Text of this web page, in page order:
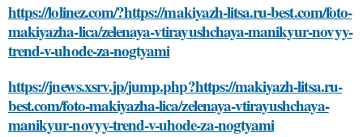
https://lolinez.com/?https://makiyazh-litsa.ru-best.com/foto-
makiyazha-lica/zelenaya-vtirayushchaya-manikyur-novyy-
trend-v-uhode-za-nogtyami
https://jnews.xsrv.jp/jump.php?https://makiyazh-litsa.ru-
best.com/foto-makiyazha-lica/zelenaya-vtirayushchaya-
manikyur-novyy-trend-v-uhode-za-nogtyami